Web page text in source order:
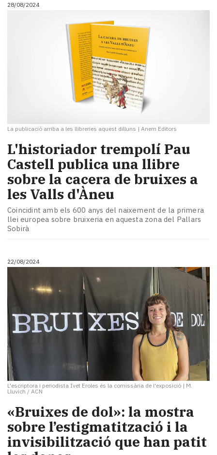
28/08/2024
La publicació arriba a les llibreries aquest dilluns | Anem Editors
L'historiador trempolí Pau
Castell publica una llibre
sobre la cacera de bruixes a
les Valls d'Àneu
Coincidint amb els 600 anys del naixement de la primera
llei europea sobre bruixeria en aquesta zona del Pallars
Sobirà
22/08/2024
L'escriptora i periodista Ivet Eroles és la comissària de l'exposició | M.
Lluvich / ACN
«Bruixes de dol»: la mostra
sobre l’estigmatització i la
invisibilització que han patit